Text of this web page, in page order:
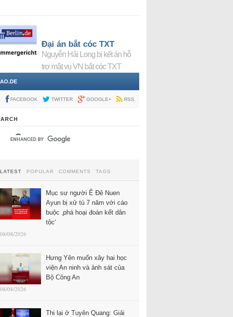
Đại án bắt cóc TXT
Nguyễn Hải Long bị kết án hỗ
trợ mật vụ VN bắt cóc TXT
FACEBOOK TWITTER GOOGLE+ RSS
LATEST POPULAR COMMENTS TAGS
Mục sư người Ê Đê Nuen
Ayun bị xử tù 7 năm với cáo
buộc ‚phá hoại đoàn kết dân
tộc‘
08/08/2026
Hưng Yên muốn xây hai học
viện An ninh và ảnh sát của
Bộ Công An
08/08/2026
Thi lại ở Tuyên Quang: Giải